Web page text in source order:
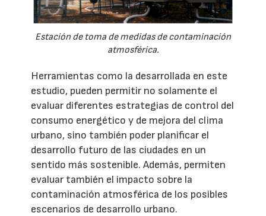
Estación de toma de medidas de contaminación
atmosférica.
Herramientas como la desarrollada en este
estudio, pueden permitir no solamente el
evaluar diferentes estrategias de control del
consumo energético y de mejora del clima
urbano, sino también poder planificar el
desarrollo futuro de las ciudades en un
sentido más sostenible. Además, permiten
evaluar también el impacto sobre la
contaminación atmosférica de los posibles
escenarios de desarrollo urbano.